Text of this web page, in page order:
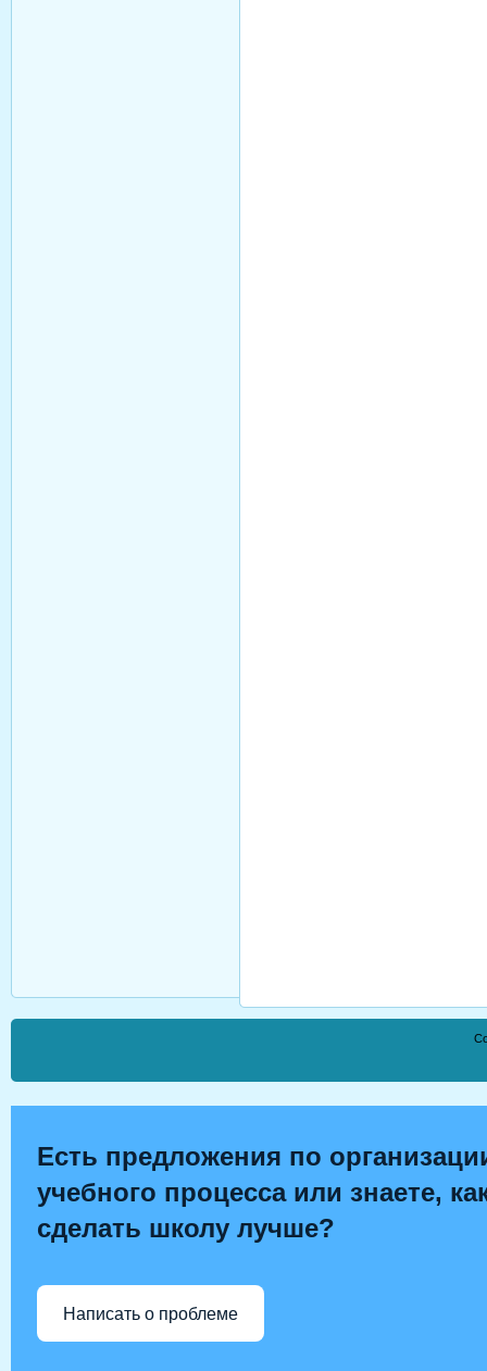
Есть предложения по
учебного процесса или знаете,
сделать школу лучше?
Написать о проблеме